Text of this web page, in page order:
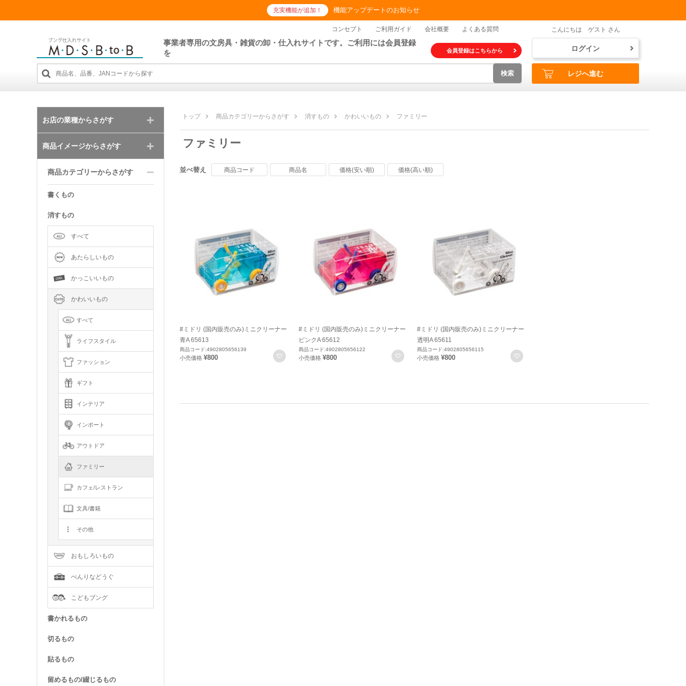
充実機能が追加！ 機能アップデートのお知らせ
コンセプト ご利用ガイド 会社概要 よくある質問
事業者専用の文房具・雑貨の卸・仕入れサイトです。ご利用には会員登録
を
会員登録はこちらから
検索
こんにちは ゲスト さん
ログイン
レジへ進む
トップ 商品カテゴリーからさがす 消すもの かわいいもの ファミリー
ファミリー
並べ替え 商品コード 商品名 価格(安い順) 価格(高い順)
#ミドリ (国内販売のみ)ミニクリーナー
青A 65613
商品コード:4902805656139
小売価格 ¥800 お気に入りに登録
#ミドリ (国内販売のみ)ミニクリーナー
ピンクA 65612
商品コード:4902805656122
小売価格 ¥800 お気に入りに登録
#ミドリ (国内販売のみ)ミニクリーナー
透明A 65611
商品コード:4902805656115
小売価格 ¥800 お気に入りに登録
お店の業種からさがす
商品イメージからさがす
商品カテゴリーからさがす
書くもの
消すもの
すべて
あたらしいもの
かっこいいもの
かわいいもの
すべて
ライフスタイル
ファッション
ギフト
インテリア
インポート
アウトドア
ファミリー
カフェ/レストラン
文具/書籍
その他
おもしろいもの
べんりなどうぐ
こどもブング
書かれるもの
切るもの
貼るもの
留めるもの/綴じるもの